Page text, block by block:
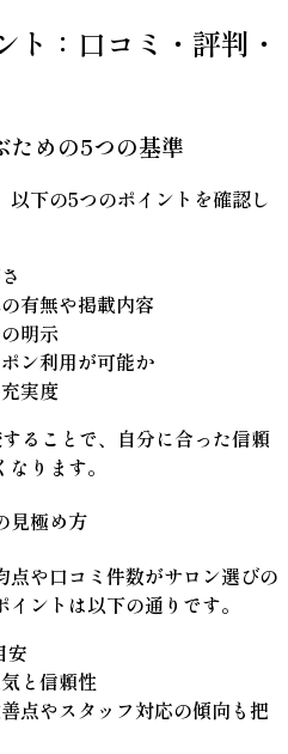
ト：口コミ・評判・
ための5つの基準
下の5つのポイントを確認し
有無や掲載内容
明示
ン利用が可能か
実度
ることで、自分に合った信頼
ります。
見極め方
点や口コミ件数がサロン選びの
ントは以下の通りです。
安
気と信頼性
善点やスタッフ対応の傾向も把